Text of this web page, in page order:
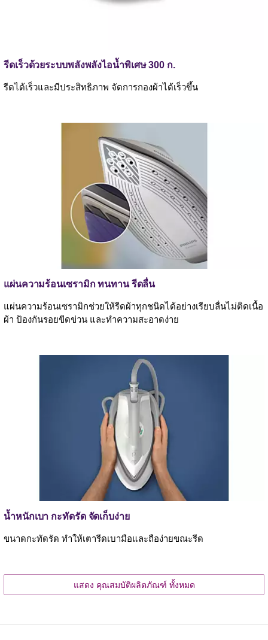
รีดเร็วด้วยระบบพลังพลังไอน้ำพิเศษ 300 ก.
รีดได้เร็วและมีประสิทธิภาพ จัดการกองผ้าได้เร็วขึ้น
แผ่นความร้อนเซรามิก ทนทาน รีดลื่น
แผ่นความร้อนเซรามิกช่วยให้รีดผ้าทุกชนิดได้อย่างเรียบลื่นไม่ติดเนื้อ
ผ้า ป้องกันรอยขีดข่วน และทำความสะอาดง่าย
น้ำหนักเบา กะทัดรัด จัดเก็บง่าย
ขนาดกะทัดรัด ทำให้เตารีดเบามือและถือง่ายขณะรีด
แสดง คุณสมบัติผลิตภัณฑ์ ทั้งหมด